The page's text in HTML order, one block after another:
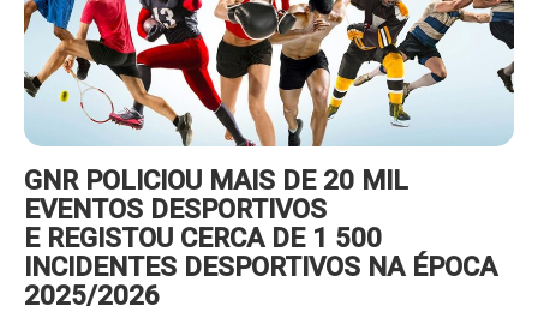
GNR POLICIOU MAIS DE 20 MIL
EVENTOS DESPORTIVOS
E REGISTOU CERCA DE 1 500
INCIDENTES DESPORTIVOS NA ÉPOCA
2025/2026